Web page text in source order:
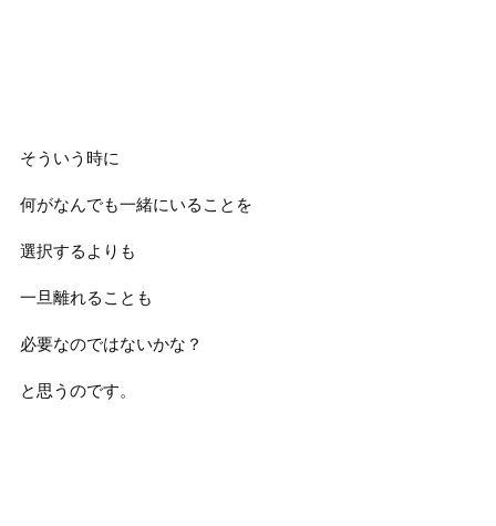
そういう時に
何がなんでも一緒にいることを
選択するよりも
一旦離れることも
必要なのではないかな？
と思うのです。